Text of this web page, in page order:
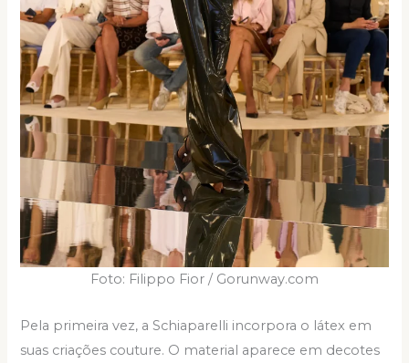
Foto: Filippo Fior / Gorunway.com
Pela primeira vez, a Schiaparelli incorpora o látex em
suas criações couture. O material aparece em decotes